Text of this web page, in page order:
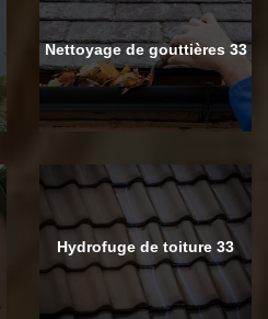
Nettoyage de gouttières 33
Hydrofuge de toiture 33